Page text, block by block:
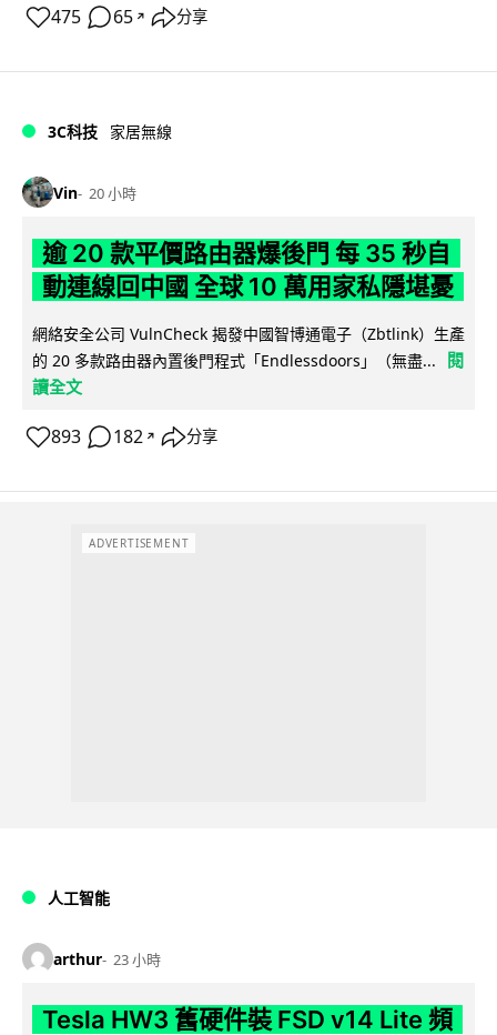
475 65 ↗ 分享
3C科技 家居無線
Vin 20 小時
逾 20 款平價路由器爆後門 每 35 秒自
動連線回中國 全球 10 萬用家私隱堪憂
網絡安全公司 VulnCheck 揭發中國智博通電子（Zbtlink）生產
的 20 多款路由器內置後門程式「Endlessdoors」（無盡...
閱
讀全文
893 182 ↗ 分享
ADVERTISEMENT
人工智能
arthur 23 小時
Tesla HW3 舊硬件裝 FSD v14 Lite 頻